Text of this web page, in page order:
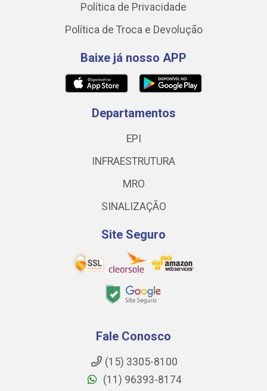
Política de Privacidade
Política de Troca e Devolução
Baixe já nosso APP
Departamentos
EPI
INFRAESTRUTURA
MRO
SINALIZAÇÃO
Site Seguro
Fale Conosco
(15) 3305-8100
(11) 96393-8174